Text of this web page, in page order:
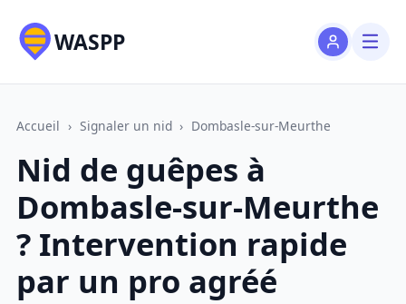
WASPP
Accueil › Signaler un nid › Dombasle-sur-Meurthe
Nid de guêpes à
Dombasle-sur-Meurthe
? Intervention rapide
par un pro agréé